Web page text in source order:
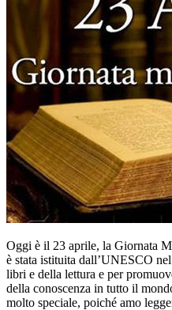
Oggi è il 23 aprile, la Giornata
è stata istituita dall’UNESCO
libri e della lettura e per
della conoscenza in tutto il
molto speciale, poiché amo